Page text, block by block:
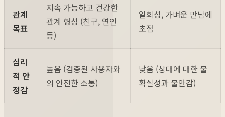
관계
목표
지속 가능하고 건강한
관계 형성 (친구, 연인
등)
일회성, 가벼운 만남에
초점
심리
적 안
정감
높음 (검증된 사용자와
의 안전한 소통)
낮음 (상대에 대한 불
확실성과 불안감)